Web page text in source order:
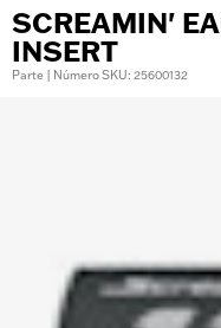
SCREAMIN'
INSERT
Parte | Número SKU: 25600132